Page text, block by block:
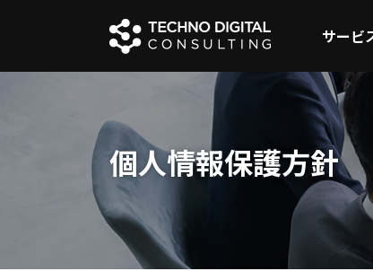
サービ
個人情報保護方針